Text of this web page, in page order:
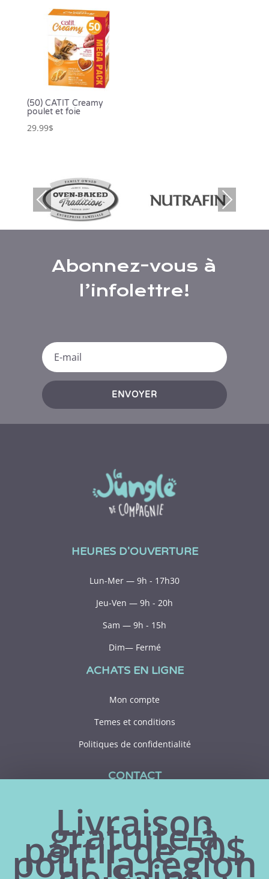
(50) CATIT Creamy
poulet et foie
29.99$
Prev
ious
Nex
t
Abonnez-vous à
l’infolettre!
ENVOYER
HEURES D'OUVERTURE
Lun-Mer — 9h - 17h30
Jeu-Ven — 9h - 20h
Sam — 9h - 15h
Dim— Fermé
ACHATS EN LIGNE
Mon compte
Temes et conditions
Politiques de confidentialité
CONTACT
182 rue Principale
Saint-Pamphile (Québec)
G0R 3X0
Livraison
gratuite à
partir de 50$
pour la région